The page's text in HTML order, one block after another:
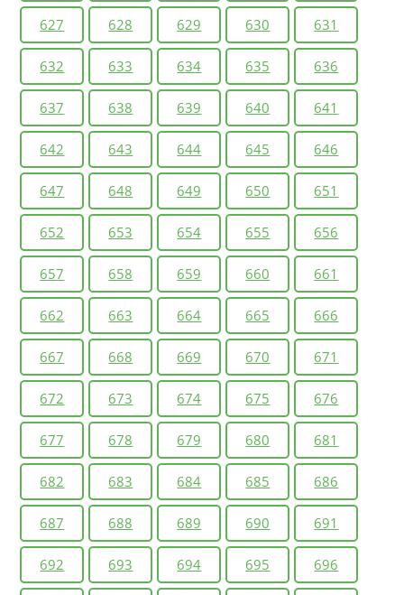
627 628 629 630 631
632 633 634 635 636
637 638 639 640 641
642 643 644 645 646
647 648 649 650 651
652 653 654 655 656
657 658 659 660 661
662 663 664 665 666
667 668 669 670 671
672 673 674 675 676
677 678 679 680 681
682 683 684 685 686
687 688 689 690 691
692 693 694 695 696